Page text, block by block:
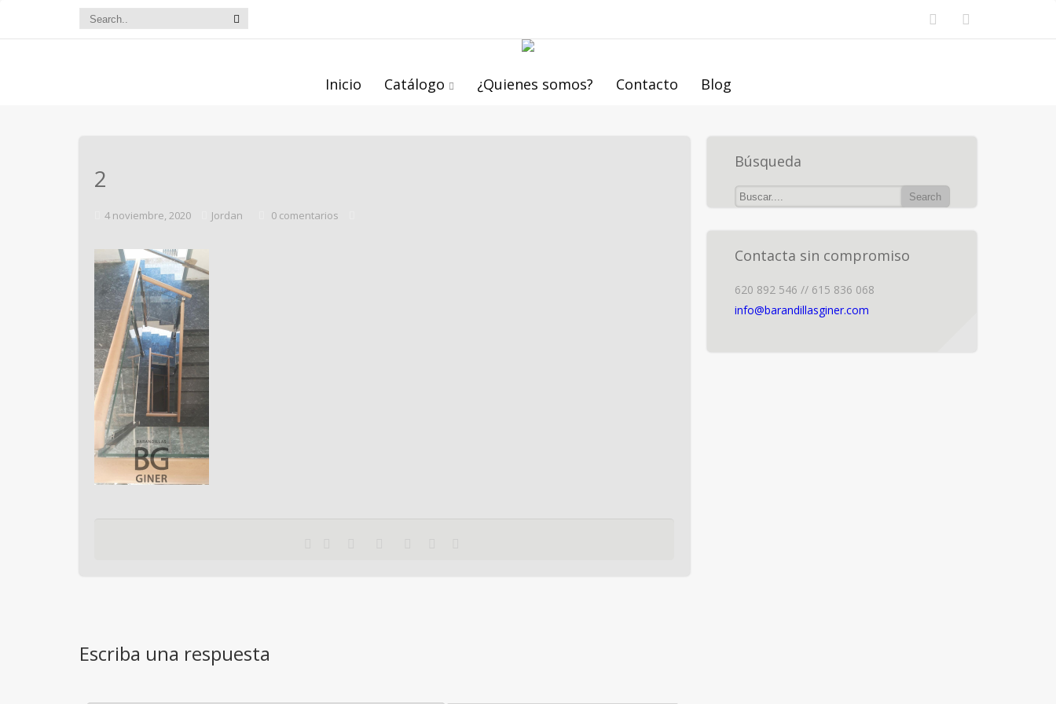
Inicio Catálogo ¿Quienes somos? Contacto Blog
2
4 noviembre, 2020 Jordan 0 comentarios
Escriba una respuesta
Búsqueda
Contacta sin compromiso
620 892 546 // 615 836 068
info@barandillasginer.com